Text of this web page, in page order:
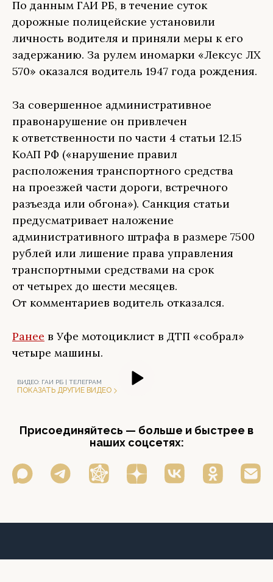
По данным ГАИ РБ, в течение суток
дорожные полицейские установили
личность водителя и приняли меры к его
задержанию. За рулем иномарки «Лексус ЛХ
570» оказался водитель 1947 года рождения.
За совершенное административное
правонарушение он привлечен
к ответственности по части 4 статьи 12.15
КоАП РФ («нарушение правил
расположения транспортного средства
на проезжей части дороги, встречного
разъезда или обгона»). Санкция статьи
предусматривает наложение
административного штрафа в размере 7500
рублей или лишение права управления
транспортными средствами на срок
от четырех до шести месяцев.
От комментариев водитель отказался.
Ранее в Уфе мотоциклист в ДТП «собрал»
четыре машины.
ВИДЕО: ГАИ РБ | ТЕЛЕГРАМ
ПОКАЗАТЬ ДРУГИЕ ВИДЕО
Присоединяйтесь — больше и быстрее в
наших соцсетях: